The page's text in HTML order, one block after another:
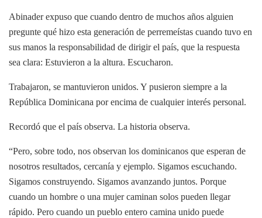
Abinader expuso que cuando dentro de muchos años alguien
pregunte qué hizo esta generación de perremeístas cuando tuvo en
sus manos la responsabilidad de dirigir el país, que la respuesta
sea clara: Estuvieron a la altura. Escucharon.
Trabajaron, se mantuvieron unidos. Y pusieron siempre a la
República Dominicana por encima de cualquier interés personal.
Recordó que el país observa. La historia observa.
“Pero, sobre todo, nos observan los dominicanos que esperan de
nosotros resultados, cercanía y ejemplo. Sigamos escuchando.
Sigamos construyendo. Sigamos avanzando juntos. Porque
cuando un hombre o una mujer caminan solos pueden llegar
rápido. Pero cuando un pueblo entero camina unido puede